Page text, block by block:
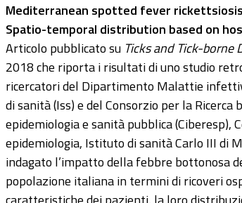
Mediterranean spotted fever
Spatio-temporal distribution based on
Articolo pubblicato su Ticks and Tick-borne
2018 che riporta i risultati di uno studio
ricercatori del Dipartimento Malattie
di sanità (Iss) e del Consorzio per la Ricerca
epidemiologia e sanità pubblica (Ciberesp),
epidemiologia, Istituto di sanità Carlo III di
indagato l’impatto della febbre bottonosa
popolazione italiana in termini di ricoveri